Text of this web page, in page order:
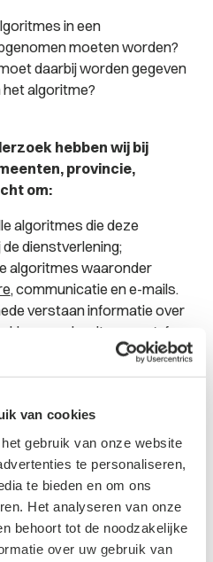
van cookies
gebruik van onze website
te personaliseren,
te bieden en om ons
Het analyseren van onze
behoort tot de noodzakelijke
over uw gebruik van
in een
moeten worden?
daarbij worden gegeven
het algoritme?
hebben wij bij
provincie,
om:
algoritmes die deze
dienstverlening;
algoritmes waaronder
, communicatie en e-mails.
verstaan informatie over
van algoritmes en/of
(IAMA) rapportages
ingezet om evaluatie
mensen te maken.
verzameld, gaan we
aanbevelingen
wilt over dit
van algoritmes, IAMA’s en